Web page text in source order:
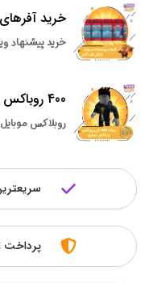
خرید
خرید پیشنهاد
400 روباکس بازی روبلاکس
روبلاکس موبایل
پرداخت